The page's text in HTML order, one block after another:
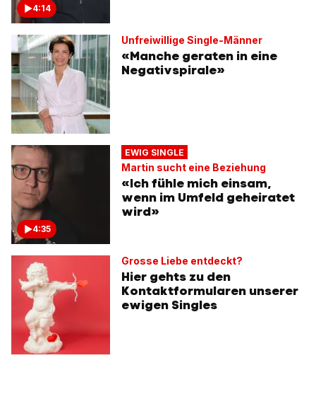
4:14
Unfreiwillige Single-Männer
«Manche geraten in eine
Negativspirale»
4:35
EWIG SINGLE
Martin sucht eine Beziehung
«Ich fühle mich einsam,
wenn im Umfeld geheiratet
wird»
Grosse Liebe entdeckt?
Hier gehts zu den
Kontaktformularen unserer
ewigen Singles